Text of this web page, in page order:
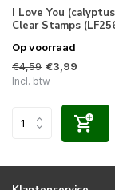
I Love You
Clear Stamps
Op voorraad
€4,59 €3,99
Incl. btw